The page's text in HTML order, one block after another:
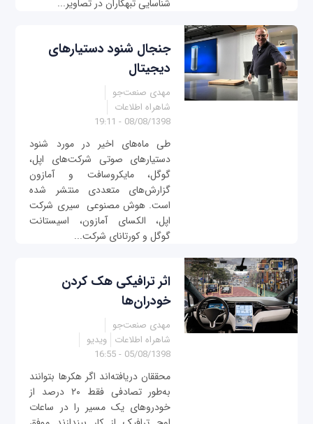
شناسایی تبهکاران در تصاویر...
جنجال شنود دستیارهای
دیجیتال
مهدی صنعت‌جو
شاهراه اطلاعات
08/08/1398 - 19:11
طی ماه‌های اخیر در مورد شنود
دستیار‌های صوتی شرکت‌های اپل،
گوگل، مایکروسافت و‌ آ‌مازون
گزارش‌های متعددی منتشر شده
است. هوش مصنوعی سیری شرکت
اپل، الکسای آمازون، اسیستانت
گوگل و کورتانای شرکت...
اثر ترافیکی هک کردن
خودران‌ها
مهدی صنعت‌جو
شاهراه اطلاعات ویدیو
05/08/1398 - 16:55
محققان دریافته‌اند اگر هکرها بتوانند
به‌طور تصادفی فقط ۲۰ درصد از
خودروهای یک مسیر را در ساعات